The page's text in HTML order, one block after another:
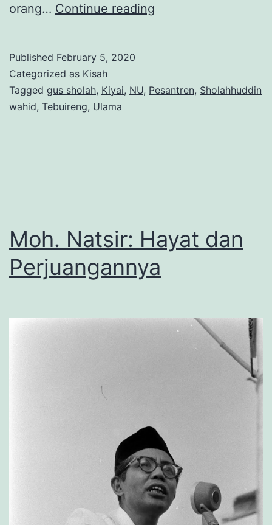
orang… Continue reading
Published February 5, 2020
Categorized as Kisah
Tagged gus sholah, Kiyai, NU, Pesantren, Sholahhuddin
wahid, Tebuireng, Ulama
Moh. Natsir: Hayat dan
Perjuangannya